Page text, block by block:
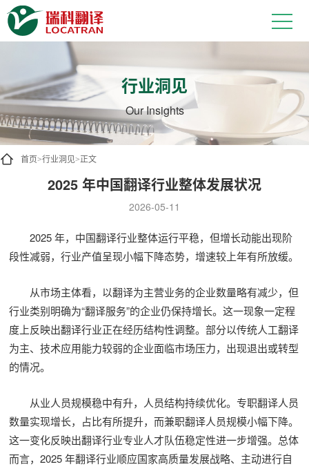
行业洞见
Our Insights
首页>行业洞见>正文
2025 年中国翻译行业整体发展状况
2026-05-11
2025 年，中国翻译行业整体运行平稳，但增长动能出现阶
段性减弱，行业产值呈现小幅下降态势，增速较上年有所放缓。
从市场主体看，以翻译为主营业务的企业数量略有减少，但
行业类别明确为“翻译服务”的企业仍保持增长。这一现象一定程
度上反映出翻译行业正在经历结构性调整。部分以传统人工翻译
为主、技术应用能力较弱的企业面临市场压力，出现退出或转型
的情况。
从业人员规模稳中有升，人员结构持续优化。专职翻译人员
数量实现增长，占比有所提升，而兼职翻译人员规模小幅下降。
这一变化反映出翻译行业专业人才队伍稳定性进一步增强。总体
而言，2025 年翻译行业顺应国家高质量发展战略、主动进行自